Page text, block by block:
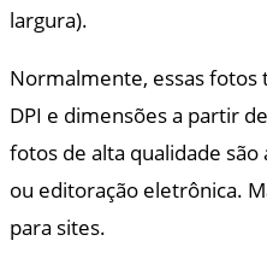
largura).
Normalmente, essas fotos
DPI e dimensões a partir
fotos de alta qualidade
ou editoração eletrônica.
para sites.